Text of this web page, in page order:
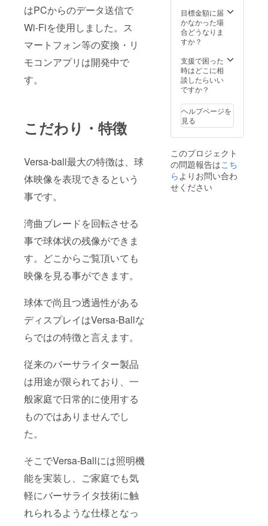
はPCからのデータ送信で
Wi-Fiを使用しました。ス
マートフォン等の変換・リ
モコンアプリは開発中で
す。
こだわり・特徴
Versa-ball最大の特徴は、球
体映像を表現できるという
事です。
湾曲ブレードを回転させる
事で球体状の残像ができま
す。どこからご覧頂いても
映像を見る事ができます。
球体で尚且つ透過性がある
ディスプレイはVersa-Ballな
らではの特徴と言えます。
従来のバーサライター製品
は用途が限られており、一
般家庭で日常的に使用する
ものではありませんでし
た。
そこでVersa-Ballには照明機
能を実装し、ご家庭でも気
軽にバーサライタ技術に触
れられるような仕様となっ
数:216
個 シー
リング
ブラ
付属 給
電方式:
ワイヤ
レス給
手
段:BLE
回転速
度:900r
目標金額に届
かなかった場
合どうなりま
すか？
支援で困った
時はどこに相
談したらいい
ですか？
ヘルプページを
見る
このプロジェクト
の問題報告はこち
ら よりお問い合わ
せください